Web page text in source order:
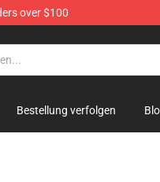
over $100
Bestellung verfolgen